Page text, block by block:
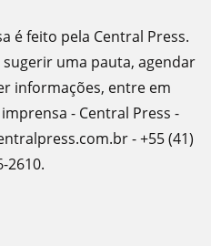
é feito pela Central Press.
uma pauta, agendar
informações, entre em
- Central Press -
- +55 (41)
2610.